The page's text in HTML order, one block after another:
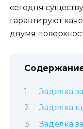
сегодня
гарантируют
двумя
Заделка
Заделка
Заделка